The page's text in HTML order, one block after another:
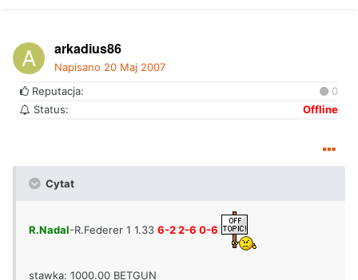
arkadius86
Napisano 20 Maj 2007
Reputacja:
0
Status:
Offline
Cytat
R.Nadal-R.Federer 1 1.33 6-2 2-6 0-6
stawka: 1000.00 BETGUN